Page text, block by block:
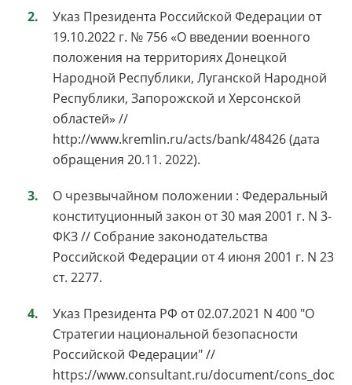
Указ Президента Российской Федерации от
19.10.2022 г. № 756 «О введении военного
положения на территориях Донецкой
Народной Республики, Луганской Народной
Республики, Запорожской и Херсонской
областей» //
http://www.kremlin.ru/acts/bank/48426 (дата
обращения 20.11. 2022).
О чрезвычайном положении : Федеральный
конституционный закон от 30 мая 2001 г. N 3-
ФКЗ // Собрание законодательства
Российской Федерации от 4 июня 2001 г. N 23
ст. 2277.
Указ Президента РФ от 02.07.2021 N 400 "О
Стратегии национальной безопасности
Российской Федерации" //
https://www.consultant.ru/document/cons_doc